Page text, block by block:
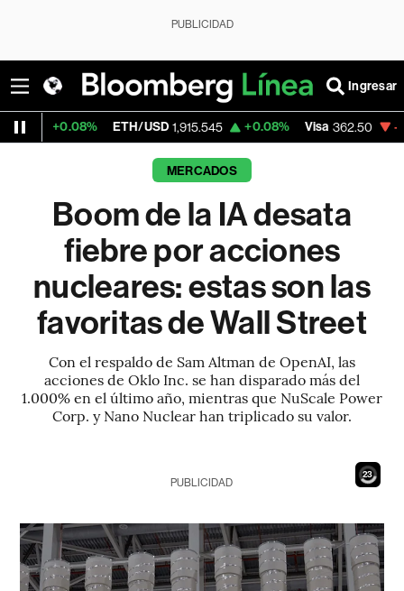
PUBLICIDAD
Ingresar
ETH/USD 1,915.545 +0.08% Visa 362.50 -2.15%
MERCADOS
Boom de la IA desata
fiebre por acciones
nucleares: estas son las
favoritas de Wall Street
Con el respaldo de Sam Altman de OpenAI, las
acciones de Oklo Inc. se han disparado más del
1.000% en el último año, mientras que NuScale Power
Corp. y Nano Nuclear han triplicado su valor.
21
PUBLICIDAD